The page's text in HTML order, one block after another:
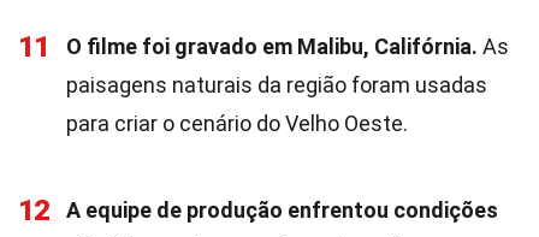
11 O filme foi gravado em Malibu, Califórnia. As
paisagens naturais da região foram usadas
para criar o cenário do Velho Oeste.
12
A equipe de produção enfrentou condições